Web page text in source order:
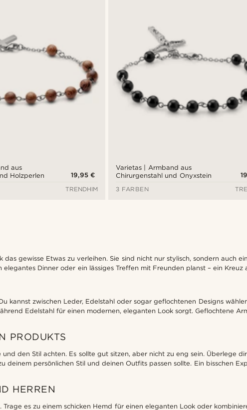
aus
Holzperlen
19,95 €
TRENDHIM
Varietas | Armband aus
Chirurgenstahl und Onyxstein
3 FARBEN
gewisse Etwas zu verleihen. Sie sind nicht nur stylisch, sondern auch
elegantes Dinner oder ein lässiges Treffen mit Freunden planst – ein
kannst zwischen Leder, Edelstahl oder sogar geflochtenen Designs
Edelstahl für einen modernen, eleganten Look sorgt. Geflochtene
PRODUKTS
den Stil achten. Es sollte gut sitzen, aber nicht zu eng sein. Überlege
deinem persönlichen Stil und deinen Outfits passen sollte. Ein bisschen
HERREN
es zu einem schicken Hemd für einen eleganten Look oder